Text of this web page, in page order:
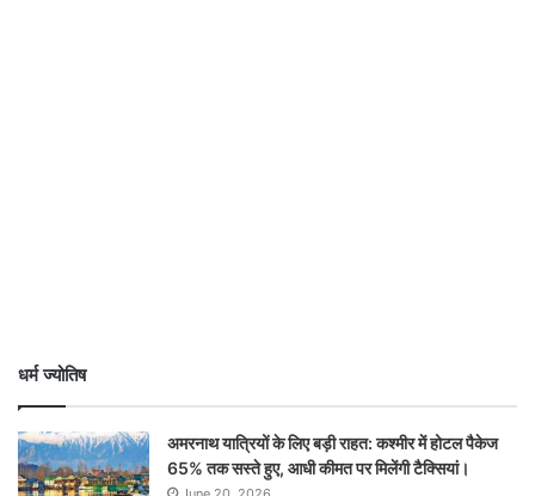
धर्म ज्योतिष
अमरनाथ यात्रियों के लिए बड़ी राहत: कश्मीर में होटल पैकेज
65% तक सस्ते हुए, आधी कीमत पर मिलेंगी टैक्सियां।